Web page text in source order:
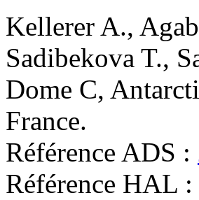
Kellerer A.,
Sadibekova T.,
Dome C,
France.
Référence ADS :
Référence HAL :